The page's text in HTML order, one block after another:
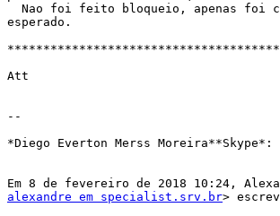
esperado.
Att
--
*Diego Everton Merss Moreira**Skype*:
alexandre em specialist.srv.br>